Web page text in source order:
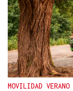
MOVILIDAD VERANO